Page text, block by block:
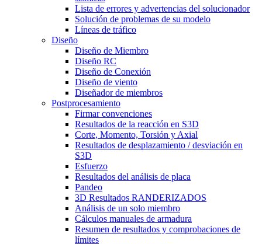
Lista de errores y advertencias del solucionador
Solución de problemas de su modelo
Líneas de tráfico
Diseño
Diseño de Miembro
Diseño RC
Diseño de Conexión
Diseño de viento
Diseñador de miembros
Postprocesamiento
Firmar convenciones
Resultados de la reacción en S3D
Corte, Momento, Torsión y Axial
Resultados de desplazamiento / desviación en
S3D
Esfuerzo
Resultados del análisis de placa
Pandeo
3D Resultados RANDERIZADOS
Análisis de un solo miembro
Cálculos manuales de armadura
Resumen de resultados y comprobaciones de
límites